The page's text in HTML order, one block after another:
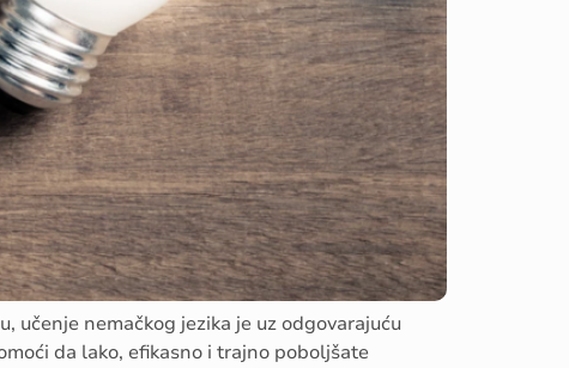
učenje nemačkog jezika je uz odgovarajuću
da lako, efikasno i trajno poboljšate